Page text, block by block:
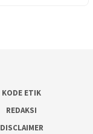
KODE ETIK
REDAKSI
DISCLAIMER